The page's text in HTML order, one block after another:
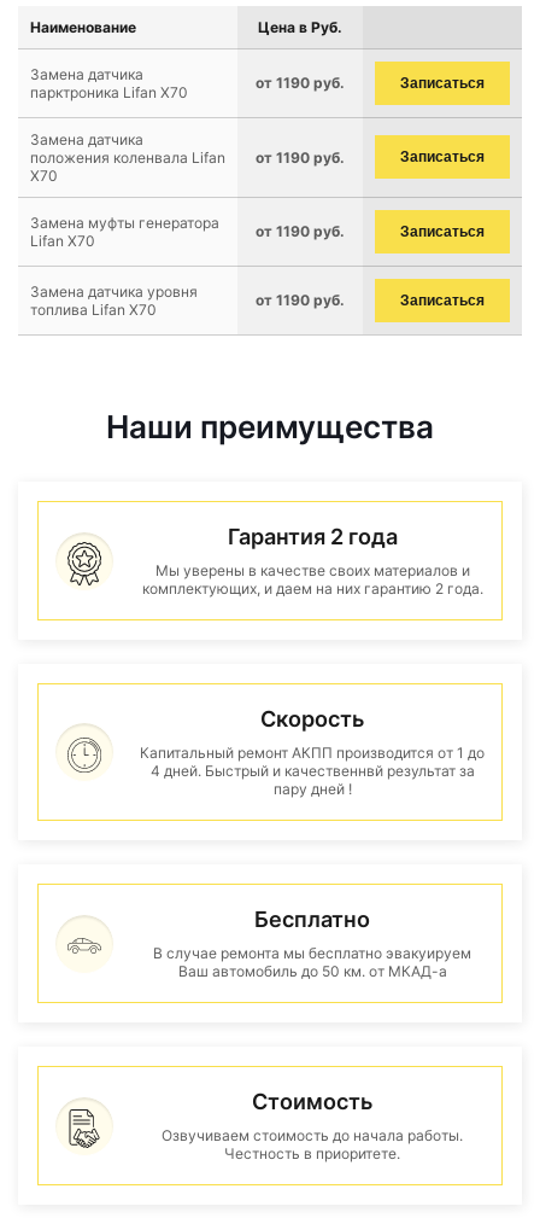
Наименование Цена в Руб.
Замена датчика
парктроника Lifan X70
от 1190 руб. Записаться
Замена датчика
положения коленвала Lifan
X70
от 1190 руб. Записаться
Замена муфты генератора
Lifan X70
от 1190 руб. Записаться
Замена датчика уровня
топлива Lifan X70
от 1190 руб. Записаться
Наши преимущества
Гарантия 2 года
Мы уверены в качестве своих материалов и
комплектующих, и даем на них гарантию 2 года.
Скорость
Капитальный ремонт АКПП производится от 1 до
4 дней. Быстрый и качественнвй результат за
пару дней !
Бесплатно
В случае ремонта мы бесплатно эвакуируем
Ваш автомобиль до 50 км. от МКАД-а
Стоимость
Озвучиваем стоимость до начала работы.
Честность в приоритете.